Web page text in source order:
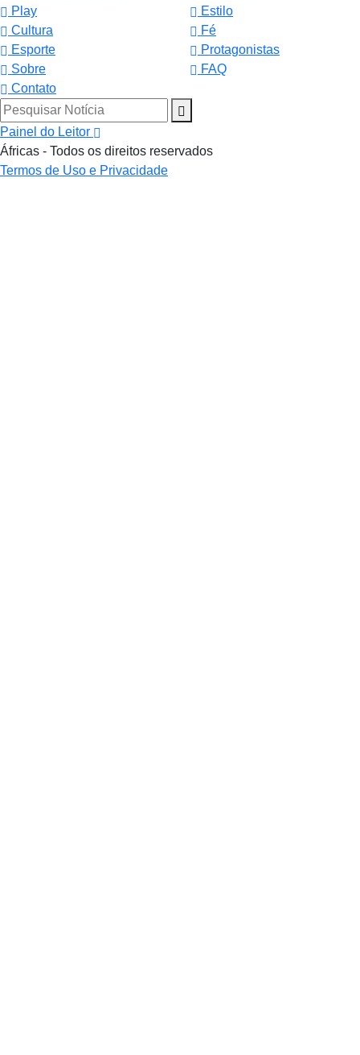
Play
Estilo
Cultura
Fé
Esporte
Protagonistas
Sobre
FAQ
Contato
Pesquisar Notícia
Painel do Leitor
Áfricas - Todos os direitos reservados
Termos de Uso e Privacidade